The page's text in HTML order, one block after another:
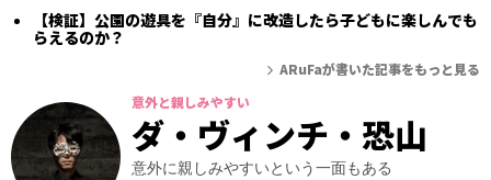
【検証】公園の遊具を『自分』に改造したら子どもに楽しんでも
らえるのか？
ARuFaが書いた記事をもっと見る
意外と親しみやすい
ダ・ヴィンチ・恐山
意外に親しみやすいという一面もある